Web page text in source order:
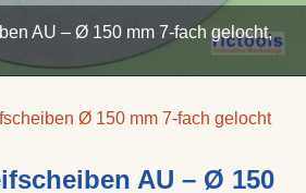
AU – Ø 150 mm 7-fach gelocht,
Ø 150 mm 7-fach gelocht
AU – Ø 150